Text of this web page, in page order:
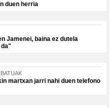
duen herria
Jamenei, baina ez dutela
martxan jarri nahi duen telefono